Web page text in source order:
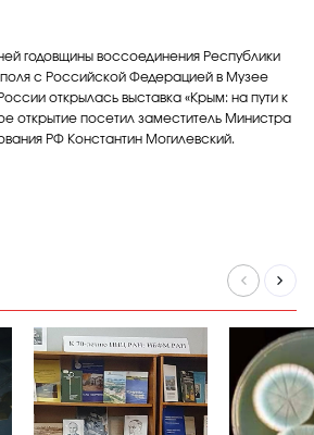
годовщины воссоединения Республики
с Российской Федерацией в Музее
открылась выставка «Крым: на пути к
открытие посетил заместитель Министра
РФ Константин Могилевский.